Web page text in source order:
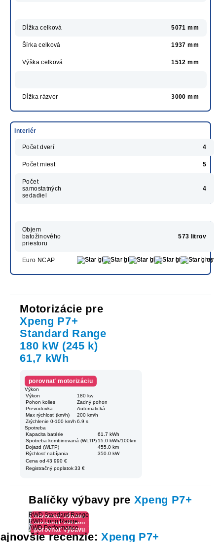
Dĺžka celková 5071 mm
Šírka celková 1937 mm
Výška celková 1512 mm
Dĺžka rázvor 3000 mm
Interiér
Počet dverí 4
Počet miest 5
Počet
samostatných
sedadiel
4
Objem
batožinového
priestoru
573 litrov
Euro NCAP
Motorizácie pre
Xpeng P7+
Standard Range
180 kW (245 k)
61,7 kWh
porovnať motorizáciu
Výkon
Výkon
180 kw
Pohon kolies
Zadný pohon
Prevodovka
Automatická
Max rýchlosť (km/h)
200 km/h
Zrýchlenie 0-100 km/h 6.9 s
Spotreba
Kapacita batérie
61.7 kWh
Spotreba kombinovaná (WLTP) 15.0 kWh/100km
Dojazd (WLTP)
455.0 km
Rýchlosť nabíjania
350.0 kW
Cena od 43 990 €
Registračný poplatok 33 €
Balíčky výbavy pre Xpeng P7+
porovnať výbavu
RWD Standard Range
porovnať výbavu
RWD Long Range
porovnať výbavu
AWD Performance
recenzie:Xpeng P7+